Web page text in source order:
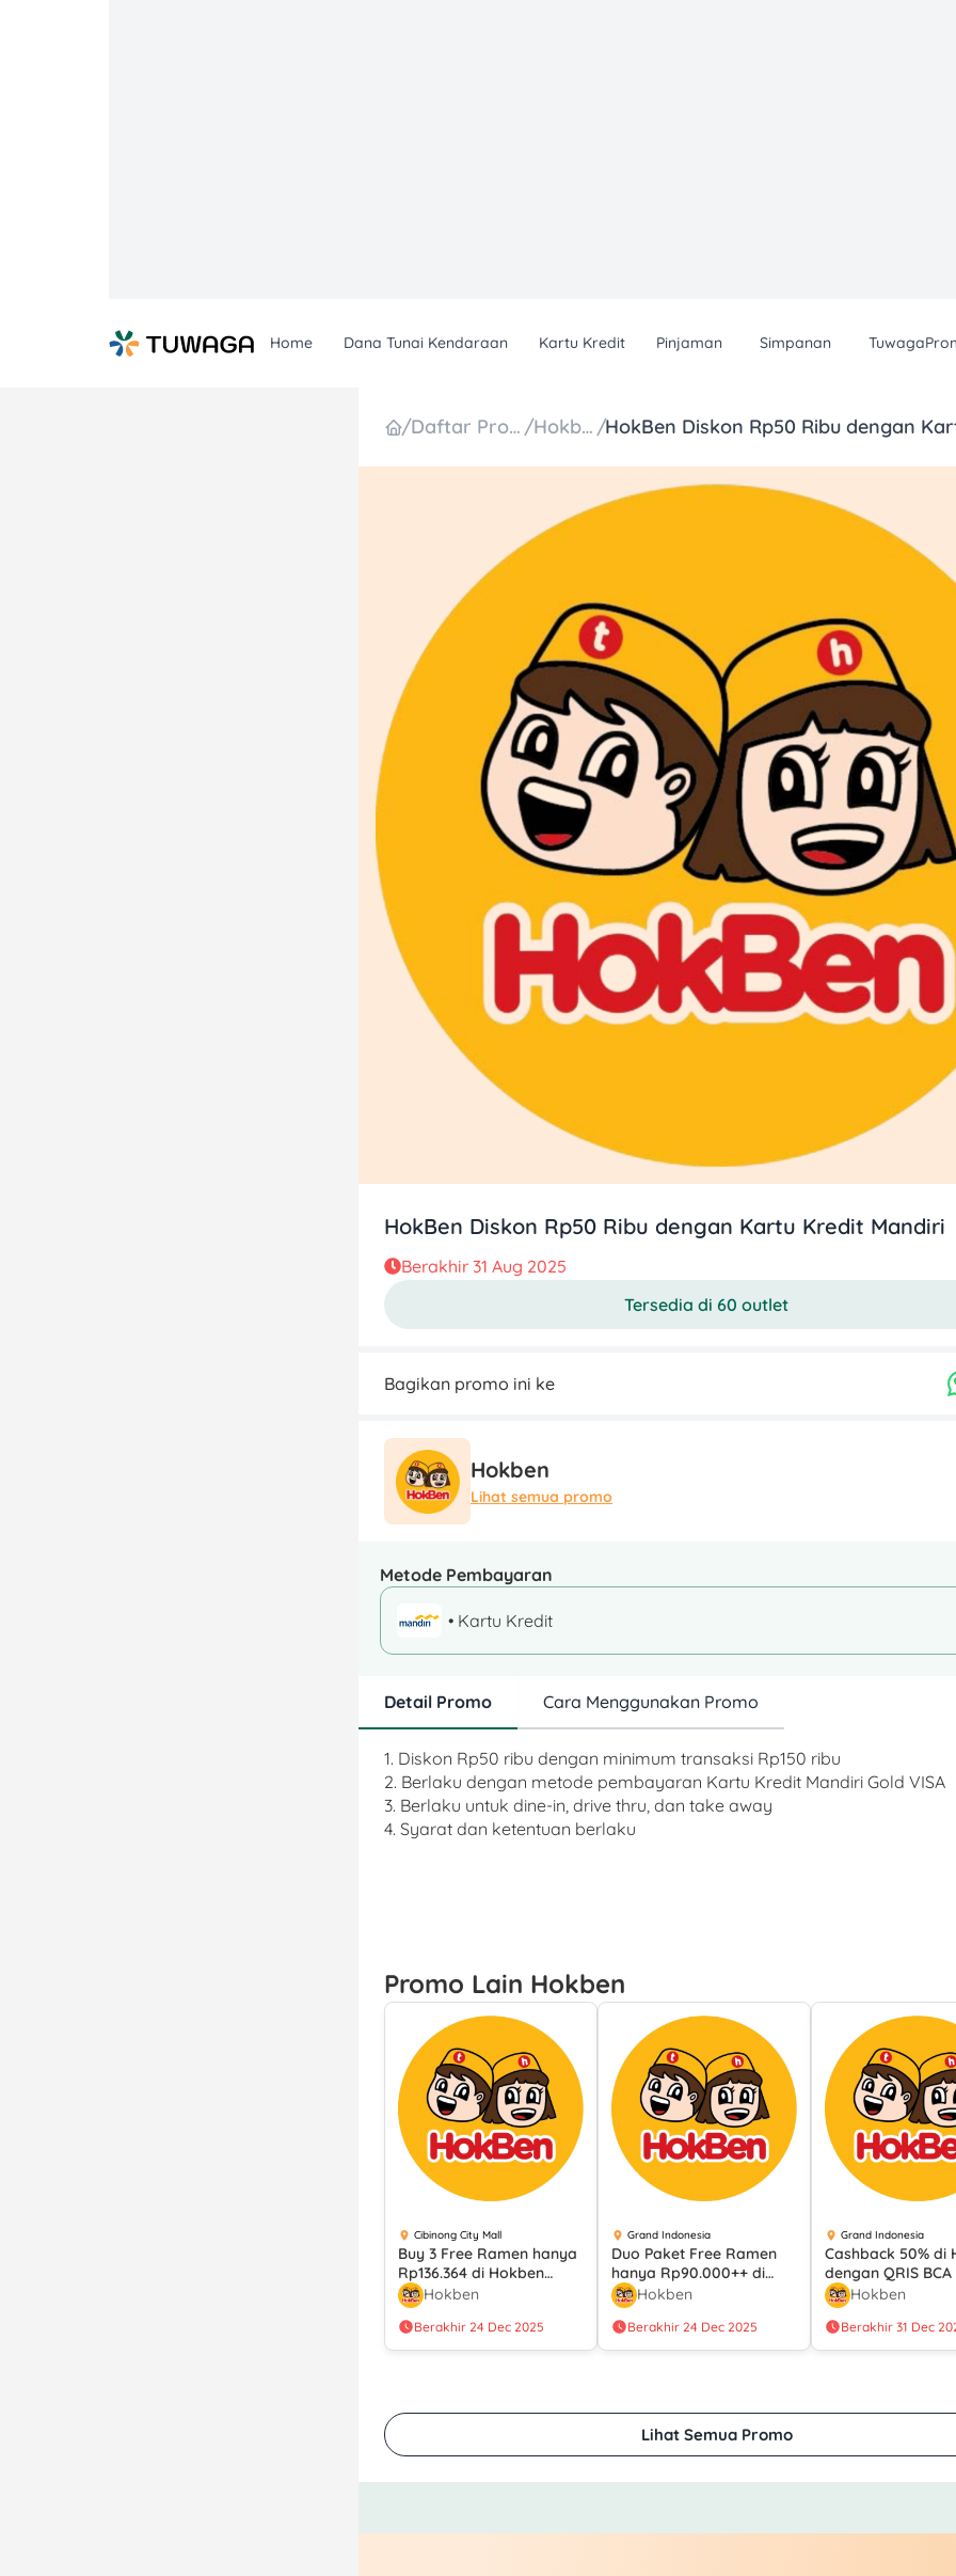
Home Dana Tunai Kendaraan Kartu Kredit Pinjaman Simpanan
/ Daftar Promo / Hokben /
HokBen Diskon Rp50 Ribu dengan Kartu Kredit Mandiri
Berakhir 31 Aug 2025
Tersedia di 60 outlet
Bagikan promo ini ke
Hokben
Lihat semua promo
Metode Pembayaran
• Kartu Kredit
Detail Promo Cara Menggunakan Promo
1. Diskon Rp50 ribu dengan minimum transaksi Rp150 ribu
2. Berlaku dengan metode pembayaran Kartu Kredit Mandiri Gold VISA
3. Berlaku untuk dine-in, drive thru, dan take away
4. Syarat dan ketentuan berlaku
Promo Lain Hokben
Cibinong City Mall
Buy 3 Free Ramen hanya
Rp136.364 di Hokben
dengan Berbagai Metode
Pembayaran
Hokben
Berakhir 24 Dec 2025
Grand Indonesia
Duo Paket Free Ramen
hanya Rp90.000++ di
Hokben dengan Berbagai
Metode Pembayaran
Hokben
Berakhir 24 Dec 2025
Grand Indonesia
Cashback 50% di
dengan QRIS
Hokben
Berakhir 31 Dec
Lihat Semua Promo